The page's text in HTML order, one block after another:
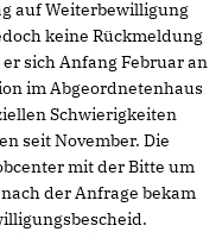
auf Weiterbewilligung
keine Rückmeldung
sich Anfang Februar an
im Abgeordnetenhaus
Schwierigkeiten
seit November. Die
mit der Bitte um
der Anfrage bekam